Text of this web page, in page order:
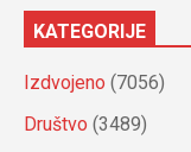
KATEGORIJE
Izdvojeno (7056)
Društvo (3489)